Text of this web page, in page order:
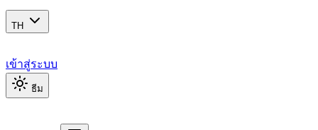
TH
เข้าสู่ระบบ
ธีม